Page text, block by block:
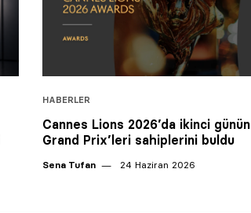
HABERLER
Cannes Lions 2026’da ikinci günün
Grand Prix’leri sahiplerini buldu
Sena Tufan 24 Haziran 2026